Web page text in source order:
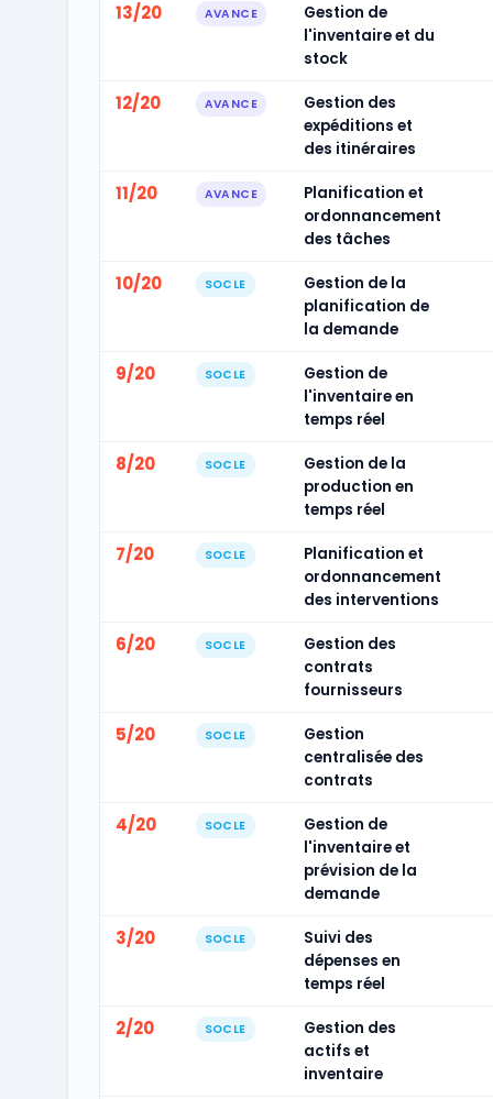
13/20 AVANCE
Gestion de
l'inventaire et du
stock
12/20 AVANCE
Gestion des
expéditions et
des itinéraires
11/20 AVANCE
Planification et
ordonnancement
des tâches
10/20 SOCLE
Gestion de la
planification de
la demande
9/20 SOCLE
Gestion de
l'inventaire en
temps réel
8/20 SOCLE
Gestion de la
production en
temps réel
7/20 SOCLE
Planification et
ordonnancement
des interventions
6/20 SOCLE
Gestion des
contrats
fournisseurs
5/20 SOCLE
Gestion
centralisée des
contrats
4/20 SOCLE
Gestion de
l'inventaire et
prévision de la
demande
3/20 SOCLE
Suivi des
dépenses en
temps réel
2/20 SOCLE
Gestion des
actifs et
inventaire